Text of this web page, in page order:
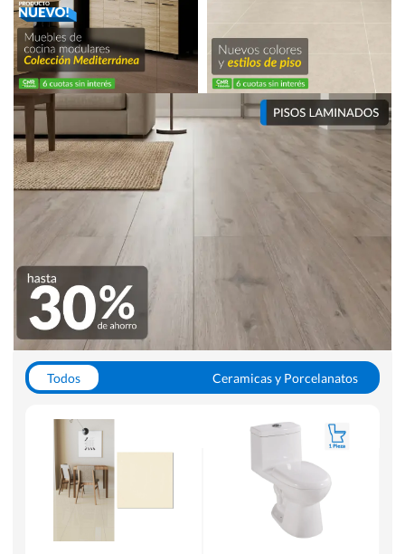
Todos
Ceramicas y Porcelanatos
WC y Sanitarios
Pisos Flotantes y Laminados
Pinturas